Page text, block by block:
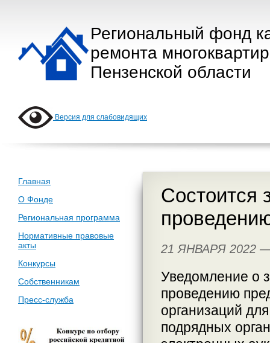
Региональный фонд
ремонта
Пензенской области
Версия для слабовидящих
Главная
О Фонде
Региональная программа
Нормативные правовые
акты
Конкурсы
Собственникам
Пресс-служба
Состоится
21 ЯНВАРЯ 2022
Уведомление о
проведению
организаций
подрядных